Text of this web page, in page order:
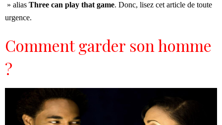
» alias Three can play that game. Donc, lisez cet article de toute
urgence.
Comment garder son homme
?